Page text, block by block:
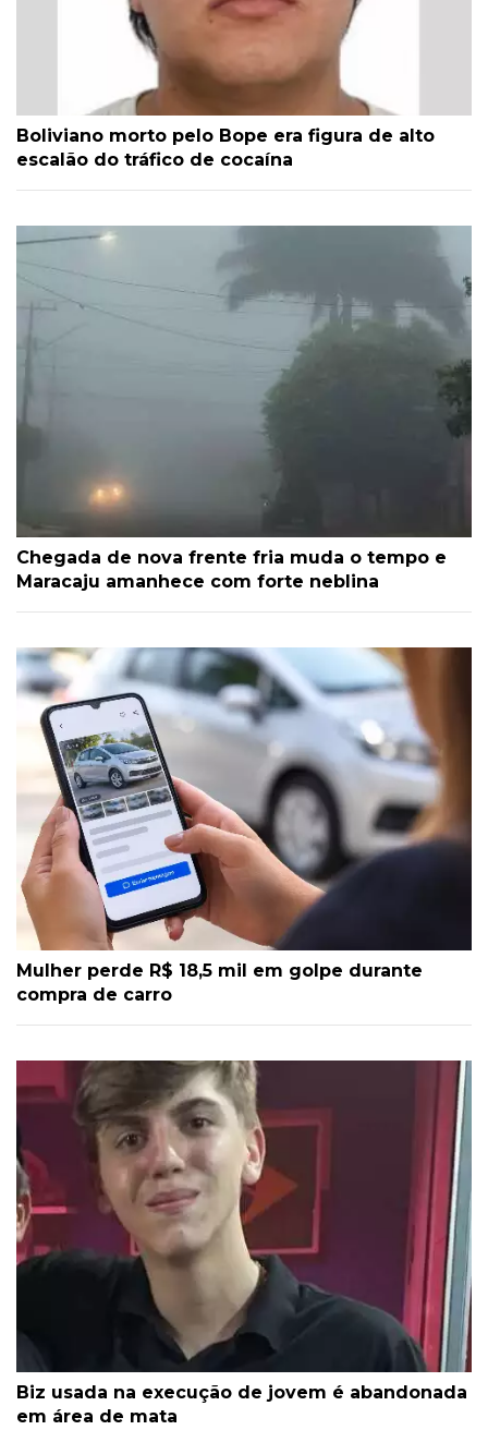
Boliviano morto pelo Bope era figura de alto
escalão do tráfico de cocaína
Chegada de nova frente fria muda o tempo e
Maracaju amanhece com forte neblina
Mulher perde R$ 18,5 mil em golpe durante
compra de carro
Biz usada na execução de jovem é abandonada
em área de mata